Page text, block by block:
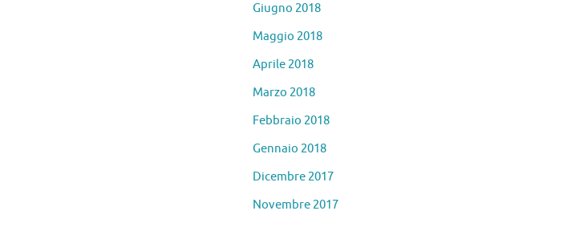
Giugno 2018
Maggio 2018
Aprile 2018
Marzo 2018
Febbraio 2018
Gennaio 2018
Dicembre 2017
Novembre 2017